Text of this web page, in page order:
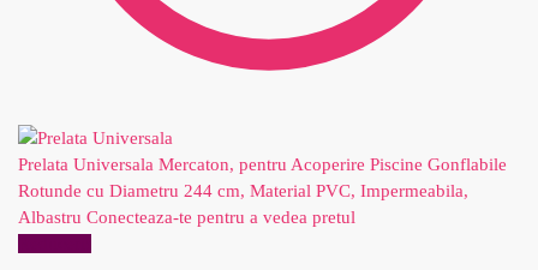
Prelata Universala Mercaton, pentru Acoperire Piscine Gonflabile
Rotunde cu Diametru 244 cm, Material PVC, Impermeabila,
Albastru Conecteaza-te pentru a vedea pretul